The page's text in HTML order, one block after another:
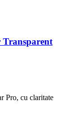
Transparent
Pro, cu claritate